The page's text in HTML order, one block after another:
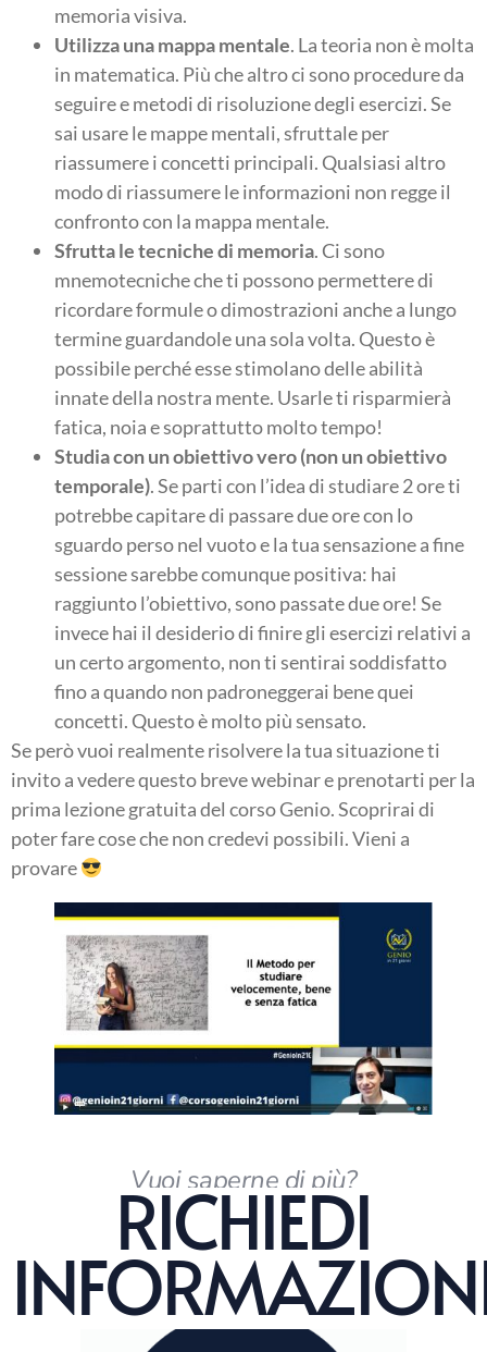
memoria visiva.
Utilizza una mappa mentale. La teoria non è molta
in matematica. Più che altro ci sono procedure da
seguire e metodi di risoluzione degli esercizi. Se
sai usare le mappe mentali, sfruttale per
riassumere i concetti principali. Qualsiasi altro
modo di riassumere le informazioni non regge il
confronto con la mappa mentale.
Sfrutta le tecniche di memoria. Ci sono
mnemotecniche che ti possono permettere di
ricordare formule o dimostrazioni anche a lungo
termine guardandole una sola volta. Questo è
possibile perché esse stimolano delle abilità
innate della nostra mente. Usarle ti risparmierà
fatica, noia e soprattutto molto tempo!
Studia con un obiettivo vero (non un obiettivo
temporale). Se parti con l’idea di studiare 2 ore ti
potrebbe capitare di passare due ore con lo
sguardo perso nel vuoto e la tua sensazione a fine
sessione sarebbe comunque positiva: hai
raggiunto l’obiettivo, sono passate due ore! Se
invece hai il desiderio di finire gli esercizi relativi a
un certo argomento, non ti sentirai soddisfatto
fino a quando non padroneggerai bene quei
concetti. Questo è molto più sensato.
Se però vuoi realmente risolvere la tua situazione ti
invito a vedere questo breve webinar e prenotarti per la
prima lezione gratuita del corso Genio. Scoprirai di
poter fare cose che non credevi possibili. Vieni a
provare
Vuoi saperne di più?
RICHIEDI